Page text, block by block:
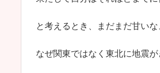
と考えるとき、まだまだ甘い
なぜ関東ではなく東北に地震